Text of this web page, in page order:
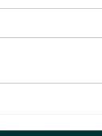
Das
Falls ein